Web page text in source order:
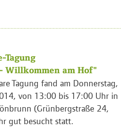
Tagung
Willkommen am Hof"
Tagung fand am Donnerstag,
von 13:00 bis 17:00 Uhr in
(Grünbergstraße 24,
gut besucht statt.